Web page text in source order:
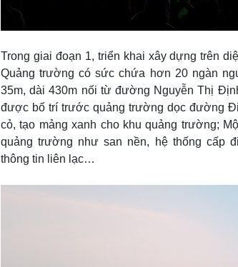
Trong giai đoạn 1, triển khai xây dựng trên
Quảng trường có sức chứa hơn 20 ngàn
35m, dài 430m nối từ đường Nguyễn Thị
được bố trí trước quảng trường dọc đường
cỏ, tạo mảng xanh cho khu quảng trường;
quảng trường như san nền, hệ thống cấp
thông tin liên lạc…